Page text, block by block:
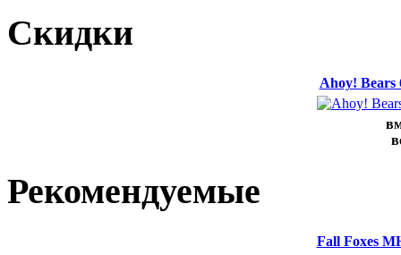
Скидки
Ahoy!
Рекомендуемые
Fall Foxes